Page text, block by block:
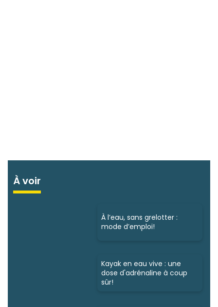
À voir
À l’eau, sans grelotter :
mode d’emploi!
Kayak en eau vive : une
dose d'adrénaline à coup
sûr!